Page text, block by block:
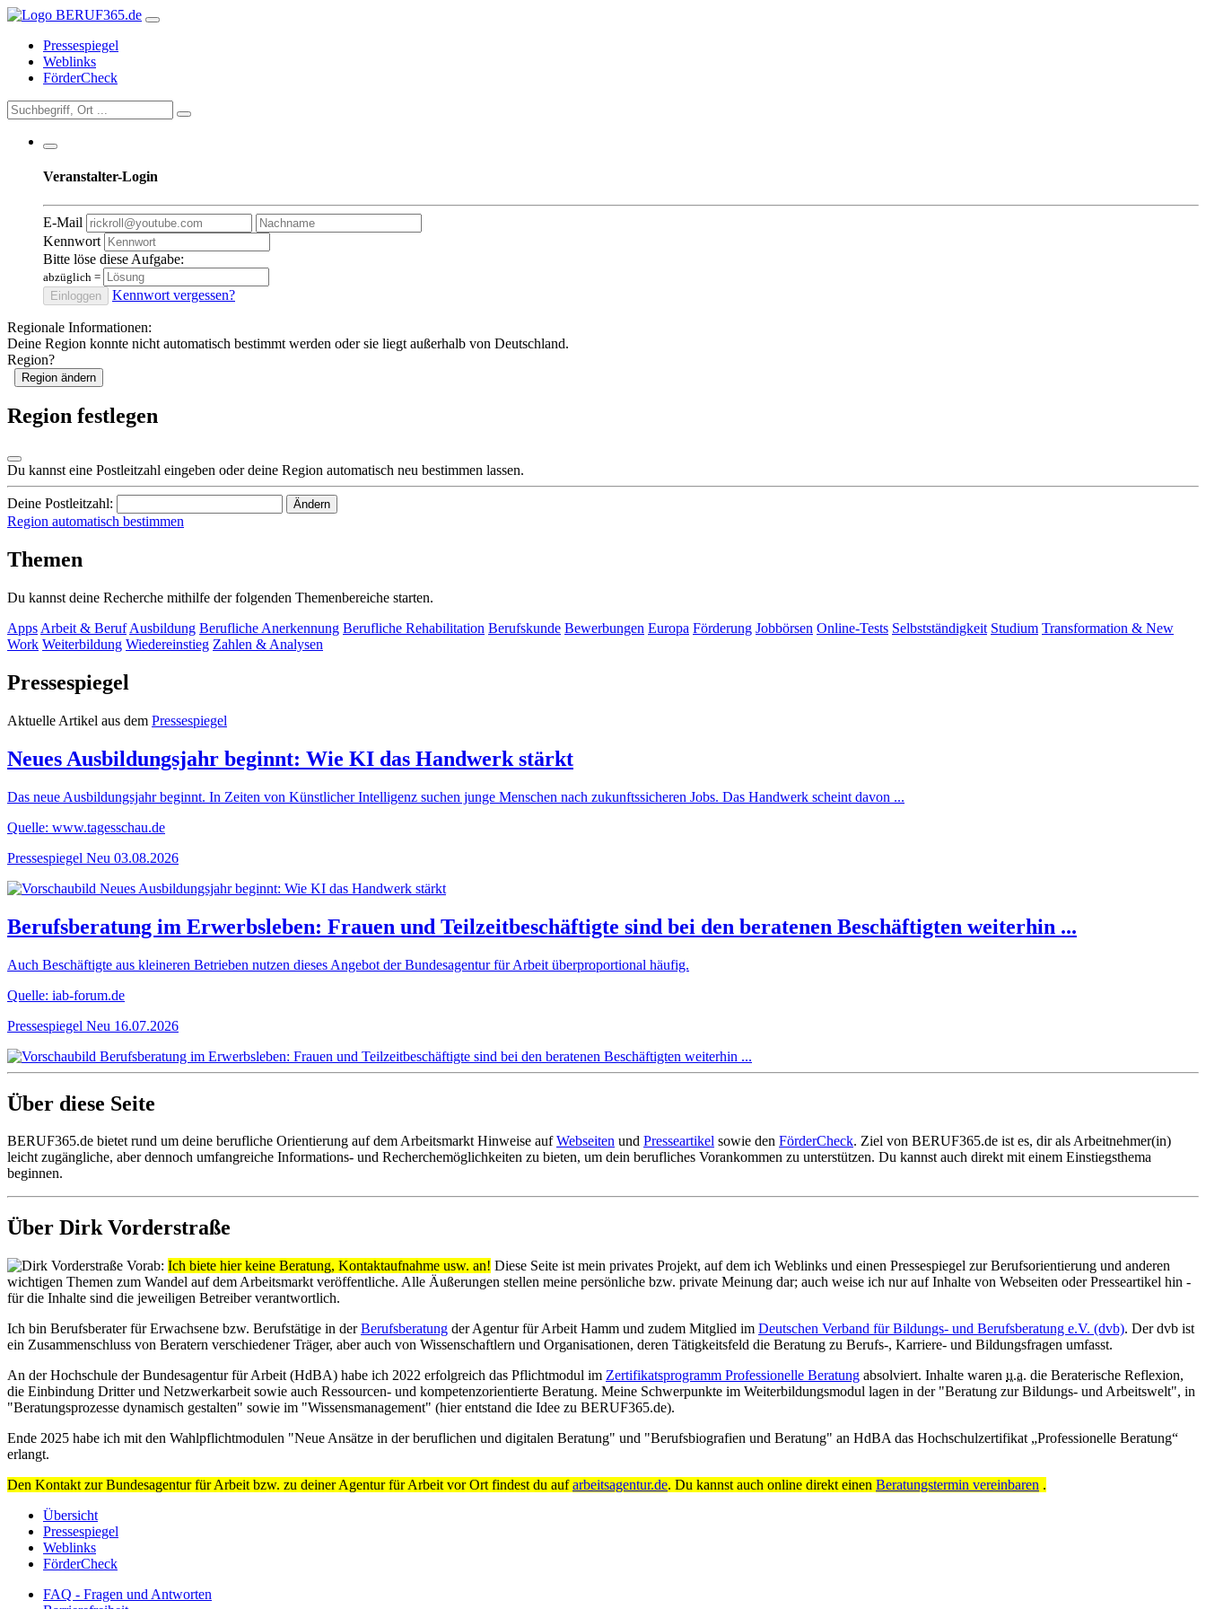
Pressespiegel
Weblinks
FörderCheck
Veranstalter-Login
E-Mail
Kennwort
Bitte löse diese Aufgabe:
abzüglich =
Einloggen
Kennwort vergessen?
Regionale Informationen:
Deine Region konnte nicht automatisch bestimmt werden oder sie liegt außerhalb von Deutschland.
Region?
Region ändern
Region festlegen
Du kannst eine Postleitzahl eingeben oder deine Region automatisch neu bestimmen lassen.
Deine Postleitzahl: Ändern
Region automatisch bestimmen
Themen
Du kannst deine Recherche mithilfe der folgenden Themenbereiche starten.
Apps Arbeit & Beruf Ausbildung Berufliche Anerkennung Berufliche Rehabilitation Berufskunde Bewerbungen Europa Förderung Jobbörsen Online-Tests Selbstständigkeit Studium Transformation & New
Work Weiterbildung Wiedereinstieg Zahlen & Analysen
Pressespiegel
Aktuelle Artikel aus dem Pressespiegel
Neues Ausbildungsjahr beginnt: Wie KI das Handwerk stärkt
Das neue Ausbildungsjahr beginnt. In Zeiten von Künstlicher Intelligenz suchen junge Menschen nach zukunftssicheren Jobs. Das Handwerk scheint davon ...
Quelle: www.tagesschau.de
Pressespiegel Neu 03.08.2026
Berufsberatung im Erwerbsleben: Frauen und Teilzeitbeschäftigte sind bei den beratenen Beschäftigten weiterhin ...
Auch Beschäftigte aus kleineren Betrieben nutzen dieses Angebot der Bundesagentur für Arbeit überproportional häufig.
Quelle: iab-forum.de
Pressespiegel Neu 16.07.2026
Über diese Seite
BERUF365.de bietet rund um deine berufliche Orientierung auf dem Arbeitsmarkt Hinweise aufWebseiten und Presseartikel sowie den FörderCheck. Ziel von BERUF365.de ist es, dir als Arbeitnehmer(in)
leicht zugängliche, aber dennoch umfangreiche Informations- und Recherchemöglichkeiten zu bieten, um dein berufliches Vorankommen zu unterstützen. Du kannst auch direkt mit einem Einstiegsthema
beginnen.
Über Dirk Vorderstraße
Vorab: Ich biete hier keine Beratung, Kontaktaufnahme usw. an! Diese Seite ist mein privates Projekt, auf dem ich Weblinks und einen Pressespiegel zur Berufsorientierung und anderen
wichtigen Themen zum Wandel auf dem Arbeitsmarkt veröffentliche. Alle Äußerungen stellen meine persönliche bzw. private Meinung dar; auch weise ich nur auf Inhalte von Webseiten oder Presseartikel hin -
für die Inhalte sind die jeweiligen Betreiber verantwortlich.
Ich bin Berufsberater für Erwachsene bzw. Berufstätige in derBerufsberatung der Agentur für Arbeit Hamm und zudem Mitglied im Deutschen Verband für Bildungs- und Berufsberatung e.V. (dvb). Der dvb ist
ein Zusammenschluss von Beratern verschiedener Träger, aber auch von Wissenschaftlern und Organisationen, deren Tätigkeitsfeld die Beratung zu Berufs-, Karriere- und Bildungsfragen umfasst.
An der Hochschule der Bundesagentur für Arbeit (HdBA) habe ich 2022 erfolgreich das Pflichtmodul im Zertifikatsprogramm Professionelle Beratung absolviert. Inhalte waren u.a. die Beraterische Reflexion,
die Einbindung Dritter und Netzwerkarbeit sowie auch Ressourcen- und kompetenzorientierte Beratung. Meine Schwerpunkte im Weiterbildungsmodul lagen in der "Beratung zur Bildungs- und Arbeitswelt", in
"Beratungsprozesse dynamisch gestalten" sowie im "Wissensmanagement" (hier entstand die Idee zu BERUF365.de).
Ende 2025 habe ich mit den Wahlpflichtmodulen "Neue Ansätze in der beruflichen und digitalen Beratung" und "Berufsbiografien und Beratung" an HdBA das Hochschulzertifikat „Professionelle Beratung“
erlangt.
Den Kontakt zur Bundesagentur für Arbeit bzw. zu deiner Agentur für Arbeit vor Ort findest du aufarbeitsagentur.de. Du kannst auch online direkt einen Beratungstermin vereinbaren .
Übersicht
Pressespiegel
Weblinks
FörderCheck
FAQ - Fragen und Antworten